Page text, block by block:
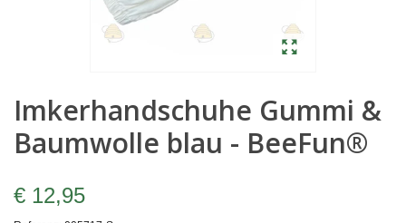
Imkerhandschuhe Gummi &
Baumwolle blau - BeeFun®
€ 12,95